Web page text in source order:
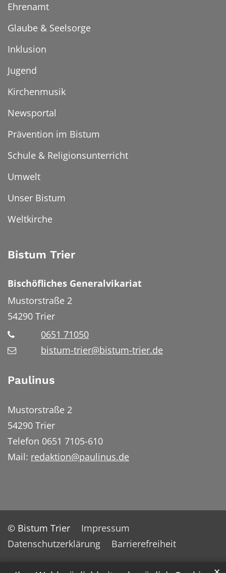
Ehrenamt
Glaube & Seelsorge
Inklusion
Jugend
Kirchenmusik
Newsportal
Prävention im Bistum
Schule & Religionsunterricht
Umwelt
Unser Bistum
Weltkirche
Bistum Trier
Bischöfliches Generalvikariat
Mustorstraße 2
54290 Trier
0651 71050
bistum-trier@bistum-trier.de
Paulinus
Mustorstraße 2
54290 Trier
Telefon 0651 7105-610
Mail: redaktion@paulinus.de
© Bistum Trier
Impressum
Datenschutzerklärung
Barrierefreiheit